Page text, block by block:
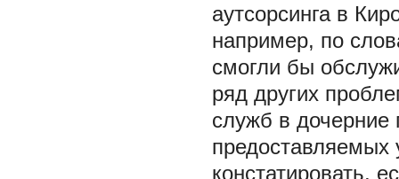
аутсорсинга в
например, по
смогли бы
ряд других
служб в дочерние
предоставляемых
констатировать,